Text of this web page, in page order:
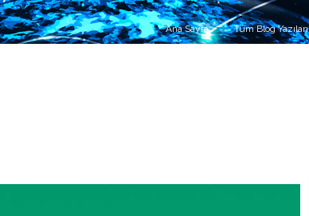
Ana Sayfa Tüm Blog Yazıları